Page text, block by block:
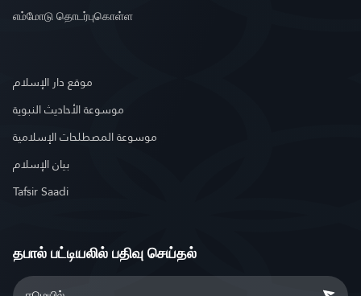
எம்மோடு தொடர்புகொள்ள
موقع دار الإسلام
موسوعة الأحاديث النبوية
موسوعة المصطلحات الإسلامية
بيان الإسلام
Tafsir Saadi
தபால் பட்டியலில் பதிவு செய்தல்